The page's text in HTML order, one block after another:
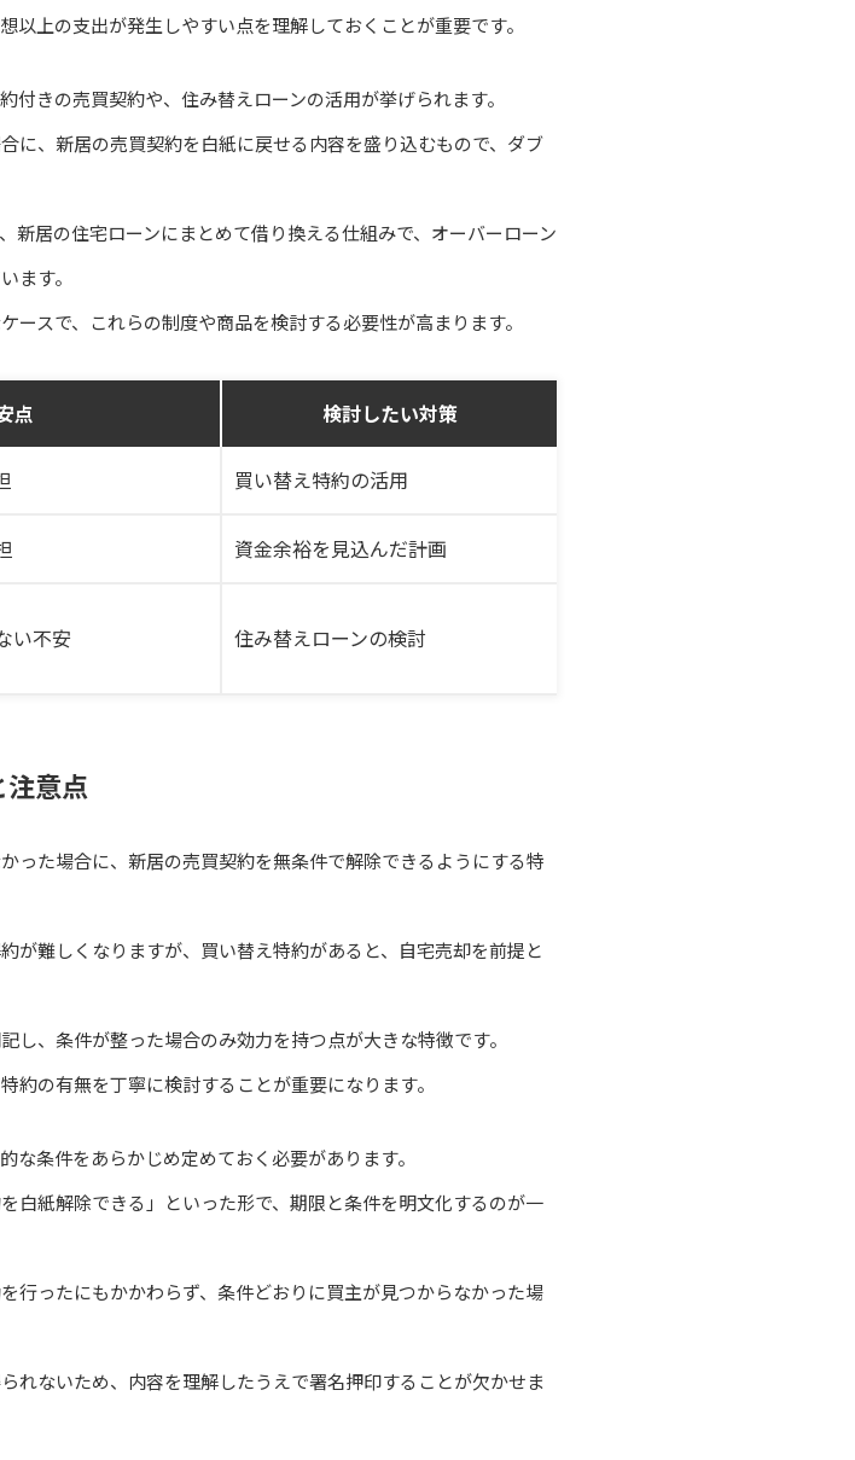
上の支出が発生しやすい点を理解しておくことが重要です。
きの売買契約や、住み替えローンの活用が挙げられます。
に、新居の売買契約を白紙に戻せる内容を盛り込むもので、ダブ
新居の住宅ローンにまとめて借り換える仕組みで、オーバーローン
ます。
スで、これらの制度や商品を検討する必要性が高まります。
点 検討したい対策
買い替え特約の活用
資金余裕を見込んだ計画
い不安 住み替えローンの検討
意点
った場合に、新居の売買契約を無条件で解除できるようにする特
が難しくなりますが、買い替え特約があると、自宅売却を前提と
、条件が整った場合のみ効力を持つ点が大きな特徴です。
の有無を丁寧に検討することが重要になります。
条件をあらかじめ定めておく必要があります。
白紙解除できる」といった形で、期限と条件を明文化するのが一
行ったにもかかわらず、条件どおりに買主が見つからなかった場
れないため、内容を理解したうえで署名押印することが欠かせま